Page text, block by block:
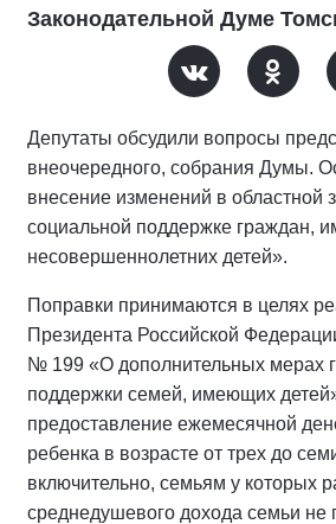
Законодательной Думе
Депутаты обсудили вопросы
внеочередного, собрания Думы.
внесение изменений в областной
социальной поддержке граждан,
несовершеннолетних детей».
Поправки принимаются в целях
Президента Российской
№ 199 «О дополнительных мерах
поддержки семей, имеющих
предоставление ежемесячной
ребенка в возрасте от трех до
включительно, семьям у которых
среднедушевого дохода семьи